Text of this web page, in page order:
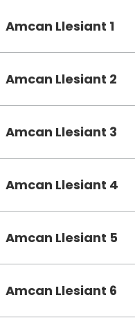
Amcan Llesiant 1
Amcan Llesiant 2
Amcan Llesiant 3
Amcan Llesiant 4
Amcan Llesiant 5
Amcan Llesiant 6